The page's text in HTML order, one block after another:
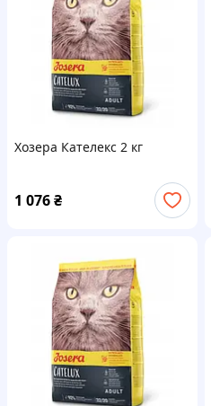
Хозера Кателекс 2 кг
1 076₴